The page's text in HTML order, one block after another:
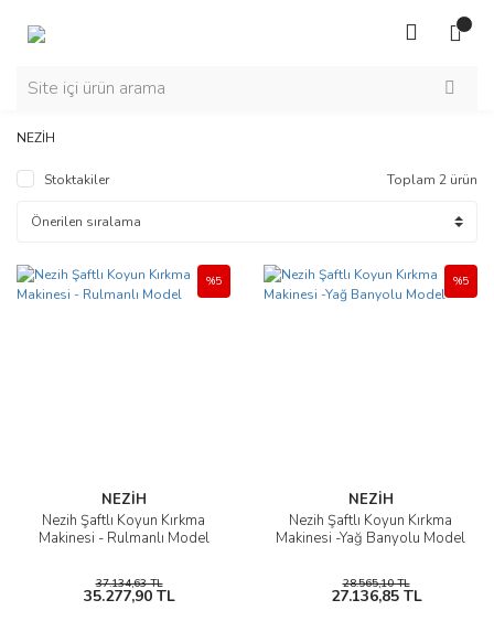
NEZİH
Stoktakiler Toplam 2 ürün
NEZİH
Nezih Şaftlı Koyun Kırkma
Makinesi - Rulmanlı Model
%5
37.134,63 TL
35.277,90 TL
NEZİH
Nezih Şaftlı Koyun Kırkma
Makinesi -Yağ Banyolu Model
%5
28.565,10 TL
27.136,85 TL